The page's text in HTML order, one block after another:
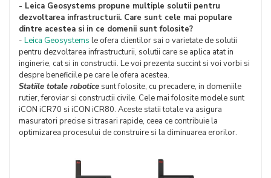
- Leica Geosystems propune multiple solutii pentru
dezvoltarea infrastructurii. Care sunt cele mai populare
dintre acestea si in ce domenii sunt folosite?
- Leica Geosystems le ofera clientilor sai o varietate de solutii
pentru dezvoltarea infrastructurii, solutii care se aplica atat in
inginerie, cat si in constructii. Le voi prezenta succint si voi vorbi si
despre beneficiile pe care le ofera acestea.
Statiile totale robotice sunt folosite, cu precadere, in domeniile
rutier, feroviar si constructii civile. Cele mai folosite modele sunt
iCON iCR70 si iCON iCR80. Aceste statii totale va asigura
masuratori precise si trasari rapide, ceea ce contribuie la
optimizarea procesului de construire si la diminuarea erorilor.